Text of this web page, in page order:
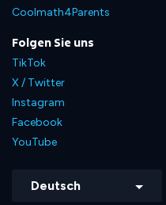
Coolmath4Parents
Folgen Sie uns
TikTok
X / Twitter
Instagram
Facebook
YouTube
Deutsch